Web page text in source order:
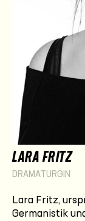
LARA FRITZ
DRAMATURGIN
Lara Fritz,
Germanistik